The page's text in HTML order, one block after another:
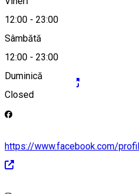
12:00 - 23:00
Sâmbătă
12:00 - 23:00
Duminică
Closed
office@pava.ro
https://pava.ro/
https://www.facebook.com/